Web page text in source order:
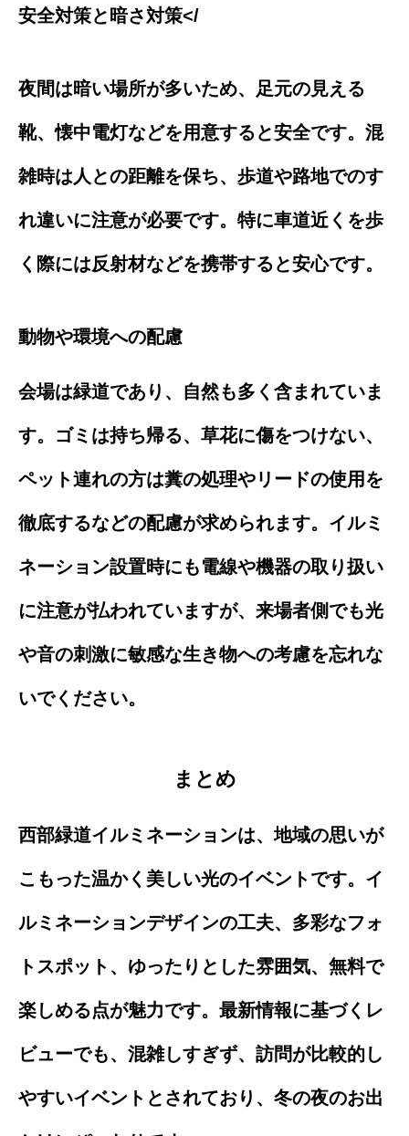
安全対策と暗さ対策</
夜間は暗い場所が多いため、足元の見える
靴、懐中電灯などを用意すると安全です。混
雑時は人との距離を保ち、歩道や路地でのす
れ違いに注意が必要です。特に車道近くを歩
く際には反射材などを携帯すると安心です。
動物や環境への配慮
会場は緑道であり、自然も多く含まれていま
す。ゴミは持ち帰る、草花に傷をつけない、
ペット連れの方は糞の処理やリードの使用を
徹底するなどの配慮が求められます。イルミ
ネーション設置時にも電線や機器の取り扱い
に注意が払われていますが、来場者側でも光
や音の刺激に敏感な生き物への考慮を忘れな
いでください。
まとめ
西部緑道イルミネーションは、地域の思いが
こもった温かく美しい光のイベントです。イ
ルミネーションデザインの工夫、多彩なフォ
トスポット、ゆったりとした雰囲気、無料で
楽しめる点が魅力です。最新情報に基づくレ
ビューでも、混雑しすぎず、訪問が比較的し
やすいイベントとされており、冬の夜のお出